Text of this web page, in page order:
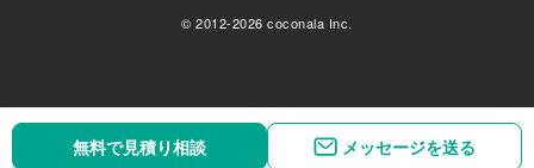
無料で見積り相談 メッセージを送る